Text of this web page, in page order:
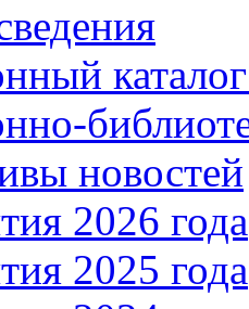
новостей
2026 года
2025 года